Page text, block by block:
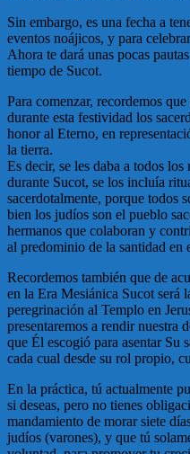
Sin embargo, es una fecha a
eventos noájicos, y para
Ahora te dará unas pocas
tiempo de Sucot.
Para comenzar, recordemos
durante esta festividad los
honor al Eterno, en
la tierra.
Es decir, se les daba a todos
durante Sucot, se los incluía
sacerdotalmente, porque todos
bien los judíos son el pueblo
hermanos que colaboran y
al predominio de la santidad en
Recordemos también que de
en la Era Mesiánica Sucot será
peregrinación al Templo en
presentaremos a rendir nuestra
que Él escogió para asentar Su
cada cual desde su rol propio,
En la práctica, tú actualmente
si deseas, pero no tienes
mandamiento de morar siete
judíos (varones), y que tú